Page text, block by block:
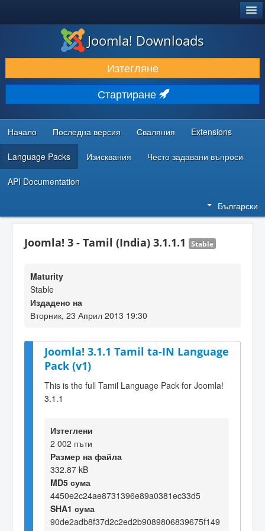
ИЗТЕГЛЯНЕ & РАЗШИРЯВАНЕ
ОТКРИВАЙТЕ & УЧЕТЕ
ОБЩНОСТ & ПОДДРЪЖКА
РЕСУРСИ ЗА РАЗРАБОТКА
Joomla! Downloads
Изтегляне
Стартиране
Начало Последна версия Сваляния Extensions
Language Packs Изисквания Често задавани въпроси
API Documentation
Български
Joomla! 3 - Tamil (India) 3.1.1.1 Stable
Maturity
Stable
Издадено на
Вторник, 23 Април 2013 19:30
Joomla! 3.1.1 Tamil ta-IN Language
Pack (v1)
This is the full Tamil Language Pack for Joomla!
3.1.1
Изтеглени
2 002 пъти
Размер на файла
332.87 kB
MD5 сума
4450e2c24ae8731396e89a0381ec33d5
SHA1 сума
90de2adb8f37d2c2ed2b9089806839675f149